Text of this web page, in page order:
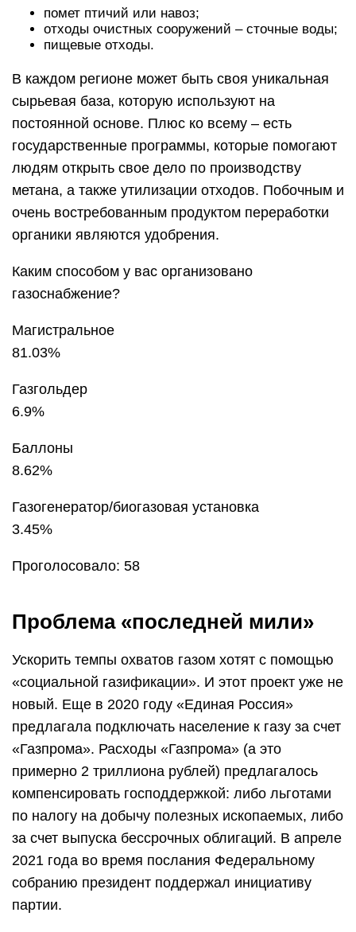
помет птичий или навоз;
отходы очистных сооружений – сточные воды;
пищевые отходы.
В каждом регионе может быть своя уникальная
сырьевая база, которую используют на
постоянной основе. Плюс ко всему – есть
государственные программы, которые помогают
людям открыть свое дело по производству
метана, а также утилизации отходов. Побочным и
очень востребованным продуктом переработки
органики являются удобрения.
Каким способом у вас организовано
газоснабжение?
Магистральное
81.03%
Газгольдер
6.9%
Баллоны
8.62%
Газогенератор/биогазовая установка
3.45%
Проголосовало: 58
Проблема «последней мили»
Ускорить темпы охватов газом хотят с помощью
«социальной газификации». И этот проект уже не
новый. Еще в 2020 году «Единая Россия»
предлагала подключать население к газу за счет
«Газпрома». Расходы «Газпрома» (а это
примерно 2 триллиона рублей) предлагалось
компенсировать господдержкой: либо льготами
по налогу на добычу полезных ископаемых, либо
за счет выпуска бессрочных облигаций. В апреле
2021 года во время послания Федеральному
собранию президент поддержал инициативу
партии.